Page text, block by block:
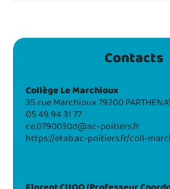
Contacts
Collège Le Marchioux
35 rue Marchioux 79200
05 49 94 31 77
ce.0790030d@ac-poitiers.fr
https://etab.ac-poitiers.fr/coll-